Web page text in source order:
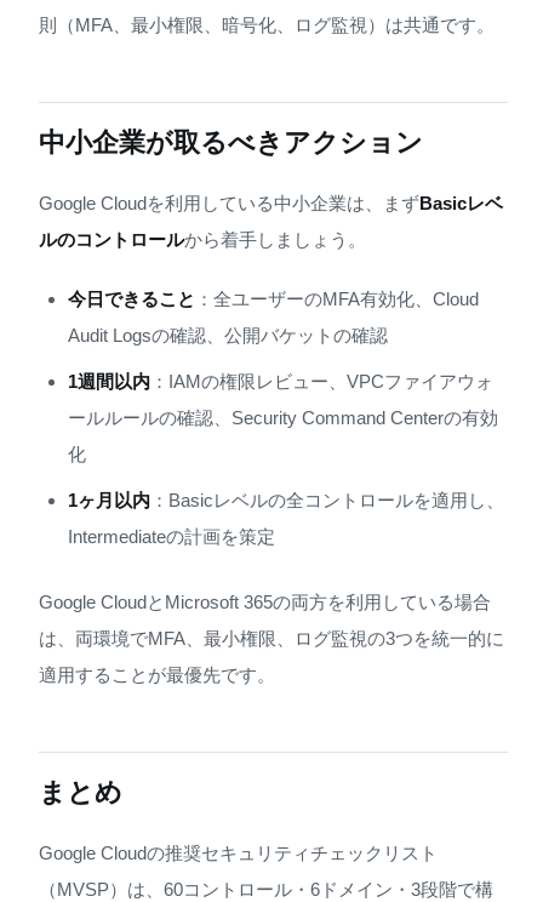
則（MFA、最小権限、暗号化、ログ監視）は共通です。
中小企業が取るべきアクション
Google Cloudを利用している中小企業は、まずBasicレベ
ルのコントロールから着手しましょう。
今日できること ：全ユーザーのMFA有効化、Cloud
Audit Logsの確認、公開バケットの確認
1週間以内 ：IAMの権限レビュー、VPCファイアウォ
ールルールの確認、Security Command Centerの有効
化
1ヶ月以内 ：Basicレベルの全コントロールを適用し、
Intermediateの計画を策定
Google CloudとMicrosoft 365の両方を利用している場合
は、両環境でMFA、最小権限、ログ監視の3つを統一的に
適用することが最優先です。
まとめ
Google Cloudの推奨セキュリティチェックリスト
（MVSP）は、60コントロール・6ドメイン・3段階で構